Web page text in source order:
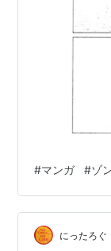
#マンガ #ゾ
にったろぐ